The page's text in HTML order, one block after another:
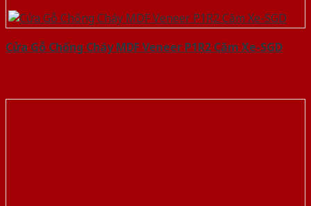
Cửa Gỗ Chống Cháy MDF Veneer P1R2 Căm Xe-SGD